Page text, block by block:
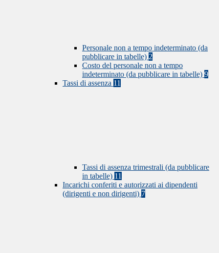
Personale non a tempo indeterminato (da
pubblicare in tabelle) 2
Costo del personale non a tempo
indeterminato (da pubblicare in tabelle) 9
Tassi di assenza 11
Tassi di assenza trimestrali (da pubblicare
in tabelle) 11
Incarichi conferiti e autorizzati ai dipendenti
(dirigenti e non dirigenti) 7